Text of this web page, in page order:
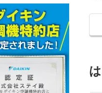
は